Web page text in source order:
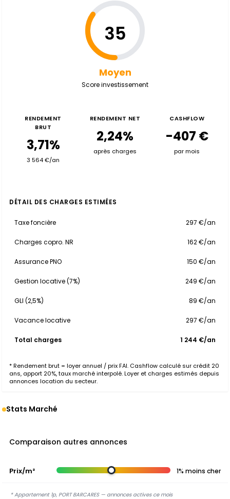
35
Moyen
Score investissement
RENDEMENT
BRUT
3,71%
3 564 €/an
RENDEMENT NET
2,24%
après charges
CASHFLOW
-407 €
par mois
DÉTAIL DES CHARGES ESTIMÉES
Taxe foncière 297 €/an
Charges copro. NR 162 €/an
Assurance PNO 150 €/an
Gestion locative (7%) 249 €/an
GLI (2,5%) 89 €/an
Vacance locative 297 €/an
Total charges 1 244 €/an
* Rendement brut = loyer annuel / prix FAI. Cashflow calculé sur crédit 20
ans, apport 20%, taux marché interpolé. Loyer et charges estimés depuis
annonces location du secteur.
Stats Marché
Comparaison autres annonces
Prix/m² 1% moins cher
* Appartement 1p, PORT BARCARES — annonces actives ce mois